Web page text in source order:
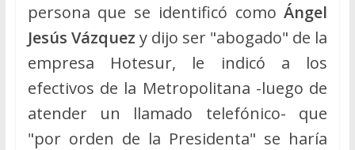
persona que se identificó comoÁngel
Jesús Vázquez y dijo ser "abogado" de la
empresa Hotesur, le indicó a los
efectivos de la Metropolitana -luego de
atender un llamado telefónico- que
"por orden de la Presidenta" se haría